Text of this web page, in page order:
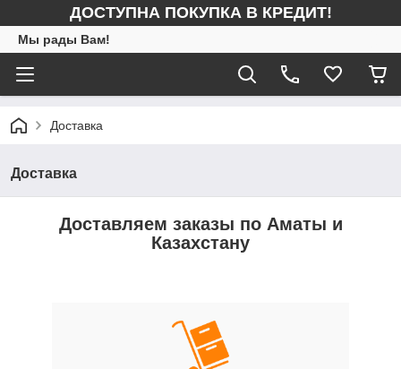
ДОСТУПНА ПОКУПКА В КРЕДИТ!
Мы рады Вам!
Доставка
Доставка
Доставляем заказы по Аматы и
Казахстану